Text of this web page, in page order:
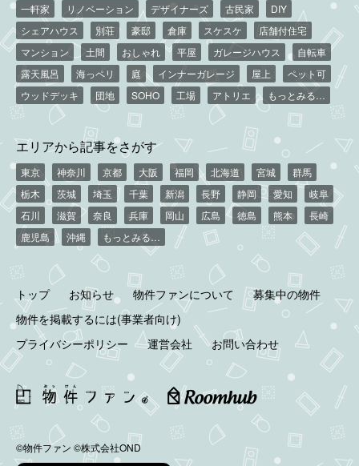
一軒家 リノベーション デザイナーズ 古民家
DIY
シェアハウス
別荘 豪邸 倉庫 スケスケ
店舗付住宅
マンション
土間 おしゃれ 平屋 ガレージハウス
自転車
露天風呂
海っペリ 庭 インナーガレージ 屋上
ペット可
ウッドデッキ
団地 SOHO 工場 アトリエ もっとみる…
エリアから記事をさがす
東京 神奈川 京都 大阪 福岡 北海道 宮城
群馬
栃木
茨城 埼玉 千葉 新潟 長野 静岡 愛知
岐阜
石川
滋賀 奈良 兵庫 岡山 広島 徳島 熊本
長崎
鹿児島
沖縄 もっとみる…
トップ お知らせ 物件ファンについて
募集中の物件
物件を掲載するには(事業者向け)
プライバシーポリシー
運営会社 お問い合わせ
©物件ファン ©株式会社OND